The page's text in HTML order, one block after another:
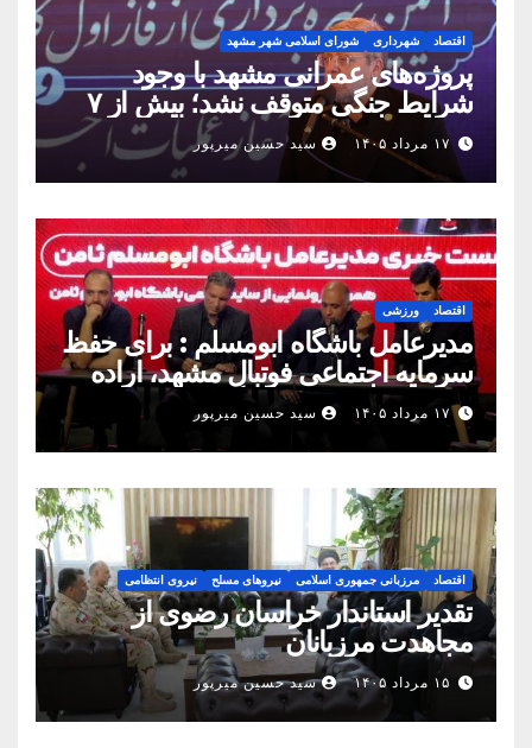
اقتصاد شهرداری شورای اسلامی شهر مشهد
پروژه‌های عمرانی مشهد با وجود
شرایط جنگی متوقف نشد؛ بیش از ۷
همت پروژه در ۱۶۰ روز به بهره‌برداری
رسید
۱۷ مرداد ۱۴۰۵ سید حسین میرپور
اقتصاد ورزشی
مدیرعامل باشگاه ابومسلم : برای حفظ
سرمایه اجتماعی فوتبال مشهد، اراده
مشترک استان شکل بگیرد
۱۷ مرداد ۱۴۰۵ سید حسین میرپور
اقتصاد مرزبانی جمهوری اسلامی نیروهای مسلح نیروی انتظامی
تقدیر استاندار خراسان رضوی از
مجاهدت مرزبانان
۱۵ مرداد ۱۴۰۵ سید حسین میرپور